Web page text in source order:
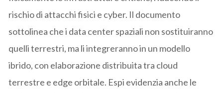
rischio di attacchi fisici e cyber. Il documento
sottolinea che i data center spaziali non sostituiranno
quelli terrestri, ma li integreranno in un modello
ibrido, con elaborazione distribuita tra cloud
terrestre e edge orbitale. Espi evidenzia anche le